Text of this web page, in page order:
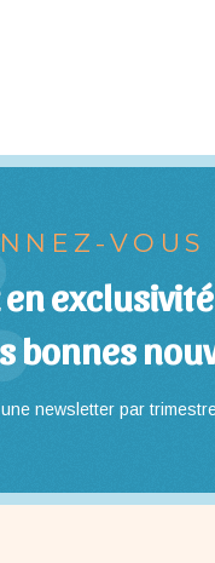
VOUS
en
bonnes
newsletter par